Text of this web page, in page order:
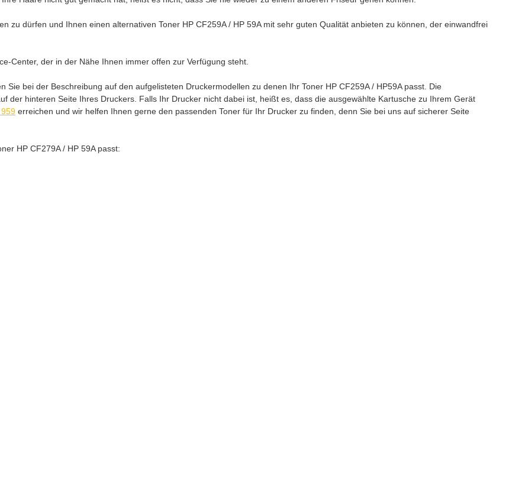
zu dürfen und Ihnen einen alternativen Toner HP CF259A / HP 59A mit sehr guten Qualität anbieten zu können, der einwandfrei
Center, der in der Nähe Ihnen immer offen zur Verfügung steht.
Sie bei der Beschreibung auf den aufgelisteten Druckermodellen zu denen Ihr Toner HP CF259A / HP59A passt. Die
der hinteren Seite Ihres Druckers. Falls Ihr Drucker nicht dabei ist, heißt es, dass die ausgewählte Kartusche zu Ihrem Gerät
erreichen und wir helfen Ihnen gerne den passenden Toner für Ihr Drucker zu finden, denn Sie bei uns auf sicherer Seite
HP CF279A / HP 59A passt: